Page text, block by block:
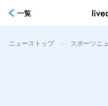
一覧
ニューストップ > スポーツニ